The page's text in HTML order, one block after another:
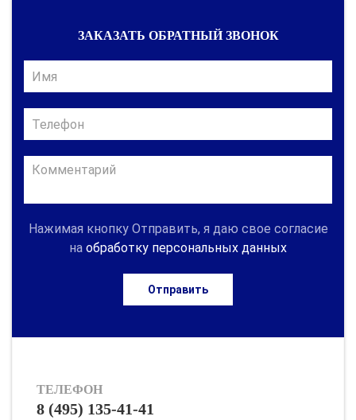
ЗАКАЗАТЬ ОБРАТНЫЙ ЗВОНОК
Нажимая кнопку Отправить, я даю свое согласие
на обработку персональных данных
Отправить
ТЕЛЕФОН
8 (495) 135-41-41